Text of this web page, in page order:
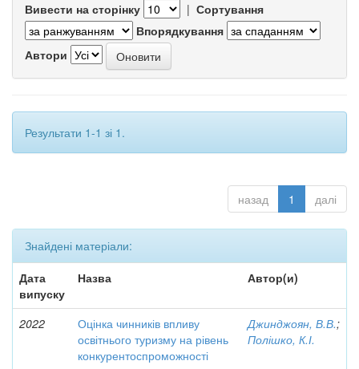
Вивести на сторінку | Сортування
Впорядкування
Автори
Результати 1-1 зі 1.
назад 1 далі
Знайдені матеріали:
Дата
випуску
Назва Автор(и)
2022
Оцінка чинників впливу
освітнього туризму на рівень
конкурентоспроможності
Джинджоян, В.В.;
Полішко, К.І.